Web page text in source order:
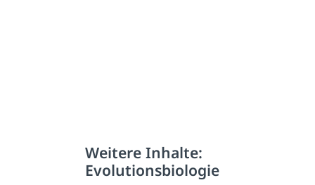
Weitere Inhalte:
Evolutionsbiologie